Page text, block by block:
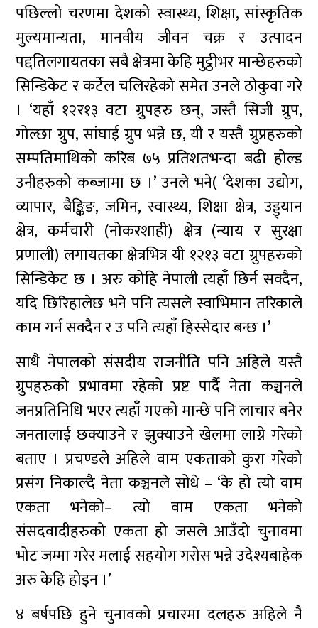
पछिल्लो चरणमा देशको स्वास्थ्य, शिक्षा, सांस्कृतिक
मुल्यमान्यता, मानवीय जीवन चक्र र उत्पादन
पद्दतिलगायतका सबै क्षेत्रमा केहि मुट्ठीभर मान्छेहरुको
सिन्डिकेट र कर्टेल चलिरहेको समेत उनले ठोकुवा गरे
। ‘यहाँ १२र१३ वटा ग्रुपहरु छन्, जस्तै सिजी ग्रुप,
गोल्छा ग्रुप, सांघाई ग्रुप भन्ने छ, यी र यस्तै ग्रुप्रहरुको
सम्पतिमाथिको करिब ७५ प्रतिशतभन्दा बढी होल्ड
उनीहरुको कब्जामा छ ।’ उनले भने( ‘देशका उद्योग,
व्यापार, बैङ्किङ, जमिन, स्वास्थ्य, शिक्षा क्षेत्र, उड्ड्यान
क्षेत्र, कर्मचारी (नोकरशाही) क्षेत्र (न्याय र सुरक्षा
प्रणाली) लगायतका क्षेत्रभित्र यी १२१३ वटा ग्रुपहरुको
सिन्डिकेट छ । अरु कोहि नेपाली त्यहाँ छिर्न सक्दैन,
यदि छिरिहालेछ भने पनि त्यसले स्वाभिमान तरिकाले
काम गर्न सक्दैन र उ पनि त्यहाँ हिस्सेदार बन्छ ।’
साथै नेपालको संसदीय राजनीति पनि अहिले यस्तै
ग्रुपहरुको प्रभावमा रहेको प्रष्ट पार्दै नेता कञ्चनले
जनप्रतिनिधि भएर त्यहाँ गएको मान्छे पनि लाचार बनेर
जनतालाई छक्याउने र झुक्याउने खेलमा लाग्ने गरेको
बताए । प्रचण्डले अहिले वाम एकताको कुरा गरेको
प्रसंग निकाल्दै नेता कञ्चनले सोधे – ‘के हो त्यो वाम
एकता भनेको– त्यो वाम एकता भनेको
संसदवादीहरुको एकता हो जसले आउँदो चुनावमा
भोट जम्मा गरेर मलाई सहयोग गरोस भन्ने उदेश्यबाहेक
अरु केहि होइन ।’
४ बर्षपछि हुने चुनावको प्रचारमा दलहरु अहिले नै